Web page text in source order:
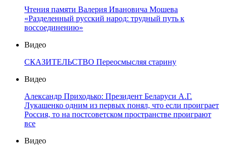
Чтения памяти Валерия Ивановича Мошева
«Разделенный русский народ: трудный путь к
воссоединению»
Видео
СКАЗИТЕЛЬСТВО Переосмысляя старину
Видео
Александр Приходько: Президент Беларуси А.Г.
Лукашенко одним из первых понял, что если проиграет
Россия, то на постсоветском пространстве проиграют
все
Видео